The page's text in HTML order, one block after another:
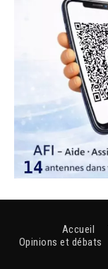
Accueil
Opinions et débats